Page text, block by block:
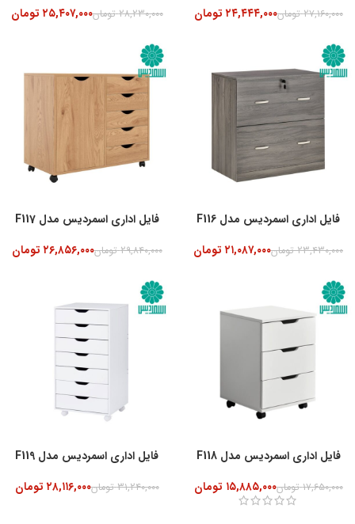
۲۷,۱۶۰,۰۰۰ تومان۲۴,۴۴۴,۰۰۰ تومان ۲۸,۲۳۰,۰۰۰ تومان۲۵,۴۰۷,۰۰۰ تومان
-10%
فایل اداری اسمردیس مدل F116
۲۳,۴۳۰,۰۰۰ تومان۲۱,۰۸۷,۰۰۰ تومان
فایل اداری اسمردیس مدل F117
۲۹,۸۴۰,۰۰۰ تومان۲۶,۸۵۶,۰۰۰ تومان
-10%
فایل اداری اسمردیس مدل F118
۱۷,۶۵۰,۰۰۰ تومان۱۵,۸۸۵,۰۰۰ تومان
فایل اداری اسمردیس مدل F119
۳۱,۲۴۰,۰۰۰ تومان۲۸,۱۱۶,۰۰۰ تومان